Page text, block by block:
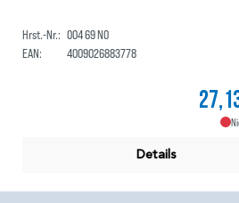
Hrst.-Nr.: 004 69 N0
EAN:
4009026883778
Details